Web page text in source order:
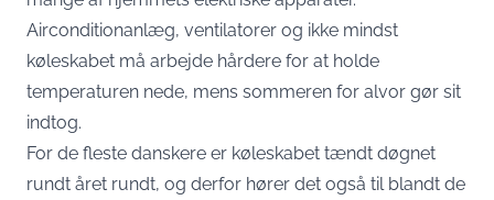
Airconditionanlæg, ventilatorer og ikke mindst
køleskabet må arbejde hårdere for at holde
temperaturen nede, mens sommeren for alvor gør sit
indtog.
For de fleste danskere er køleskabet tændt døgnet
rundt året rundt, og derfor hører det også til blandt de